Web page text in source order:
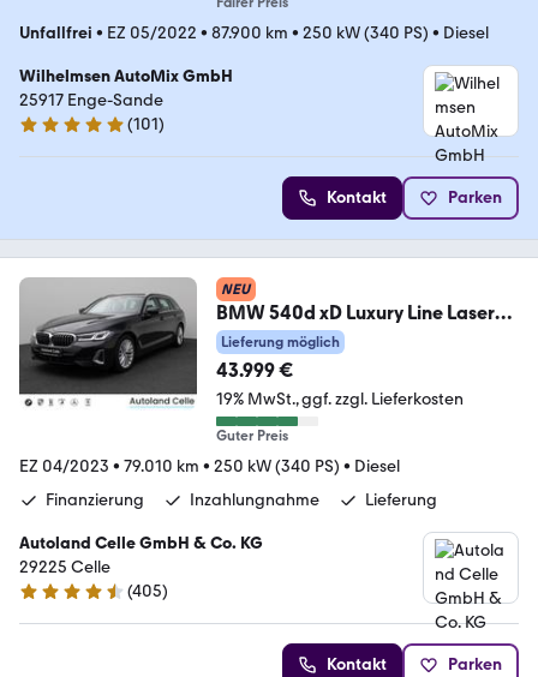
Unfallfrei • EZ 05/2022 • 87.900 km • 250 kW (340 PS) • Diesel
Wilhelmsen AutoMix GmbH
25917 Enge-Sande
4.9 Sterne
(101)
Kontakt Parken
NEU
BMW 540d xD Luxury Line Laser
360°HUD DAB HiFi AHK
Lieferung möglich
43.999 €
19% MwSt. ggf. zzgl. Lieferkosten
Guter Preis
EZ 04/2023 • 79.010 km • 250 kW (340 PS) • Diesel
Finanzierung
Inzahlungnahme Lieferung
Autoland Celle GmbH & Co. KG
29225 Celle
4.4 Sterne
(405)
Kontakt Parken